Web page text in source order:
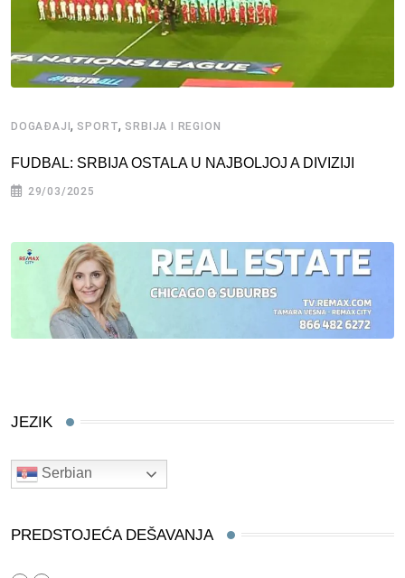
DOGAĐAJI, SPORT, SRBIJA I REGION
FUDBAL: SRBIJA OSTALA U NAJBOLJOJ A DIVIZIJI
29/03/2025
JEZIK
Serbian
PREDSTOJEĆA DEŠAVANJA